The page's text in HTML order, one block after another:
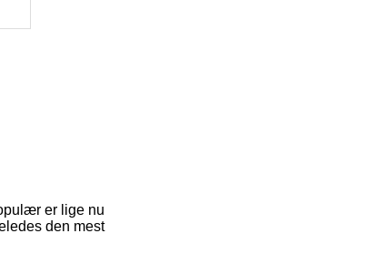
er lige nu
den mest